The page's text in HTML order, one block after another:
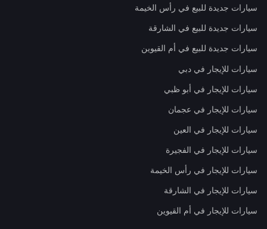
سيارات جديدة للبيع في رأس الخيمة
سيارات جديدة للبيع في الشارقة
سيارات جديدة للبيع في أم القيوين
سيارات للإيجار في دبي
سيارات للإيجار في أبو ظبي
سيارات للإيجار في عجمان
سيارات للإيجار في العين
سيارات للإيجار في الفجيرة
سيارات للإيجار في رأس الخيمة
سيارات للإيجار في الشارقة
سيارات للإيجار في أم القيوين